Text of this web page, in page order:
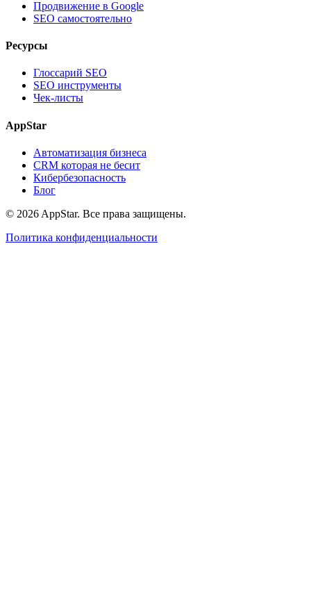
Продвижение в Google
SEO самостоятельно
Ресурсы
Глоссарий SEO
SEO инструменты
Чек-листы
AppStar
Автоматизация бизнеса
CRM которая не бесит
Кибербезопасность
Блог
© 2026 AppStar. Все права защищены.
Политика конфиденциальности